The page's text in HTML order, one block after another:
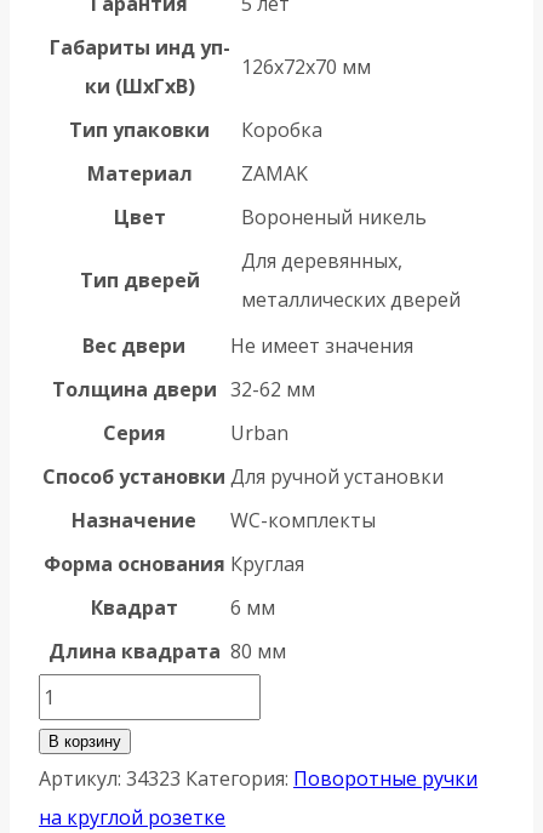
Габариты инд уп-
ки (ШхГхВ)
126x72x70 мм
Тип упаковки
Коробка
Материал
ZAMAK
Цвет
Вороненый никель
Тип дверей
Для деревянных,
металлических дверей
Вес двери
Не имеет значения
Толщина двери 32-62 мм
Серия
Urban
Способ установки Для ручной установки
Назначение
WC-комплекты
Форма основания Круглая
Квадрат
6 мм
Длина квадрата 80 мм
Количество
товара
Ручка
Armadillo
В корзину
Артикул: 34323 Категория: Поворотные ручки
на круглой розетке